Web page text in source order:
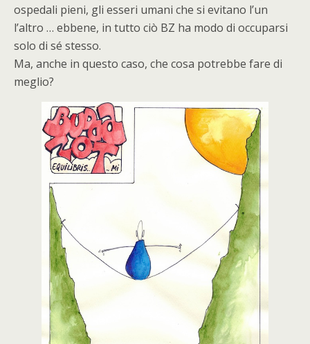
ospedali pieni, gli esseri umani che si evitano l’un
l’altro … ebbene, in tutto ciò BZ ha modo di occuparsi
solo di sé stesso.
Ma, anche in questo caso, che cosa potrebbe fare di
meglio?